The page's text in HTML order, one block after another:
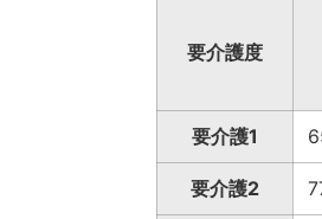
要介護度
要介護1
要介護2